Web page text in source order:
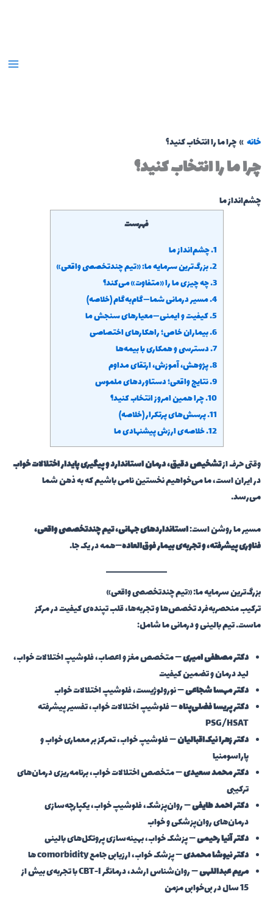
خانه چرا ما را انتخاب کنید؟
چرا ما را انتخاب کنید؟
چشم‌انداز ما
فهرست
1. چشم‌انداز ما
2. بزرگ‌ترین سرمایه ما: «تیم چندتخصصی واقعی»
3. چه چیزی ما را «متفاوت» می‌کند؟
4. مسیر درمانی شما—گام‌به‌گام (خلاصه)
5. کیفیت و ایمنی—معیارهای سنجش ما
6. بیماران خاص؛ راهکارهای اختصاصی
7. دسترسی و همکاری با بیمه‌ها
8. پژوهش، آموزش، ارتقای مداوم
9. نتایج واقعی؛ دستاوردهای ملموس
10. چرا همین امروز انتخاب کنید؟
11. پرسش‌های پرتکرار (خلاصه)
12. خلاصه‌ی ارزش پیشنهادی ما
وقتی حرف ازتشخیص دقیق، درمان استاندارد و پیگیری پایدار اختلالات خواب
در ایران است، ما می‌خواهیم نخستین نامی باشیم که به ذهن شما
می‌رسد.
مسیر ما روشن است:استانداردهای جهانی، تیم چندتخصصی واقعی،
فناوری پیشرفته، و تجربه‌ی بیمار فوق‌العاده—همه در یک جا.
بزرگ‌ترین سرمایه ما: «تیم چندتخصصی واقعی»
ترکیب منحصربه‌فرد تخصص‌ها و تجربه‌ها، قلب تپنده‌ی کیفیت در مرکز
ماست. تیم بالینی و درمانی ما شامل:
دکتر مصطفی امیری— متخصص مغز و اعصاب، فلوشیپ اختلالات خواب،
لید درمان و تضمین کیفیت
دکتر مهسا شجاعی— نورولوژیست، فلوشیپ اختلالات خواب
دکتر پریسا فضلی‌پناه— فلوشیپ اختلالات خواب، تفسیر پیشرفته
PSG/HSAT
دکتر زهرا نیک‌اقبالیان— فلوشیپ خواب، تمرکز بر معماری خواب و
پاراسومنیا
دکتر محمد سعیدی— متخصص اختلالات خواب، برنامه‌ریزی درمان‌های
ترکیبی
دکتر احمد طایفی— روان‌پزشک، فلوشیپ خواب، یکپارچه‌سازی
درمان‌های روان‌پزشکی و خواب
دکتر آنیا رحیمی— پزشک خواب، بهینه‌سازی پروتکل‌های بالینی
دکتر نیوشا محمدی— پزشک خواب، ارزیابی جامع comorbidity ها
مریم عبداللهی
— روان‌شناس ارشد، درمانگر CBT-I با تجربه‌ی بیش از
15 سال در بی‌خوابی مزمن